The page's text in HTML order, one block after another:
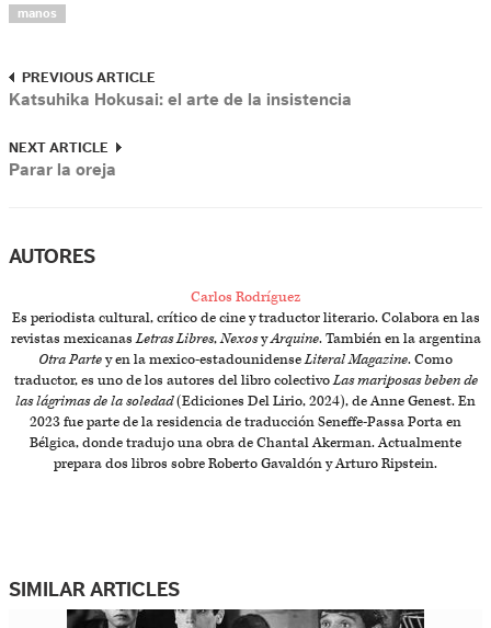
manos
PREVIOUS ARTICLE
Katsuhika Hokusai: el arte de la insistencia
NEXT ARTICLE
Parar la oreja
AUTORES
Carlos Rodríguez
Es periodista cultural, crítico de cine y traductor literario. Colabora en las
revistas mexicanasLetras Libres,NexosyArquine. También en la argentina
Otra Partey en la mexico-estadounidenseLiteral Magazine. Como
traductor, es uno de los autores del libro colectivoLas mariposas beben de
las lágrimas de la soledad(Ediciones Del Lirio, 2024), de Anne Genest. En
2023 fue parte de la residencia de traducción Seneffe-Passa Porta en
Bélgica, donde tradujo una obra de Chantal Akerman. Actualmente
prepara dos libros sobre Roberto Gavaldón y Arturo Ripstein.
SIMILAR ARTICLES